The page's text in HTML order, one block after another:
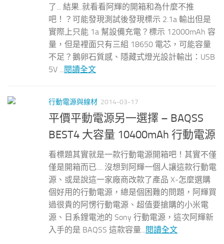
了... 結果..就看看阿輝的開箱和為什麼不推
吧！？可能發現測試後發現標示 2.1a 輸出但是
實際上只能 1a 幫設備充電？標示 12000mAh 容
量，但是裡面只有三組 18650 電芯，可能容量
不足？鵝卵石質感、隱藏式燈光設計輸出：USB
5V ...
閱讀全文
行動電源與線材 2014-03-17
平價平動電源另一選擇 – BAQSS
BEST4 大容量 10400mAh 行動電源
看標題其實就是一款行動電源開箱吧！其實不僅
僅是開箱而已.... 沒想到阿輝一個人讓這款行動電
源、或是說這一家廠商改款了產品 X-怎麼選購
個好用的行動電源，總是個困難的問題，阿輝買
過很貴的阿愣行動電源、超值要搶購的小米電
源、日系鋰電池的 Sony 行動電源，這次阿輝新
入手的是 BAQSS 這款容量...閱讀全文